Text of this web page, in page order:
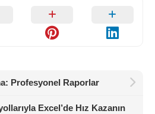
Profesyonel Raporlar
Excel’de Hız Kazanın